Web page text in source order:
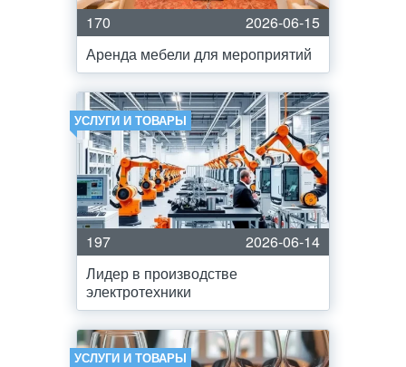
170
2026-06-15
Аренда мебели для мероприятий
УСЛУГИ И ТОВАРЫ
197
2026-06-14
Лидер в производстве
электротехники
УСЛУГИ И ТОВАРЫ